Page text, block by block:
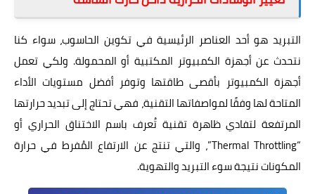
التبريد هو أحد العناصر الرئيسية في تكوين الحاسوب، سواء كنا
نتحدث عن أجهزة الكمبيوتر المكتبية أو المحمولة. ولكي تعمل
أجهزة الكمبيوتر بأقصى طاقتها وتوفر أفضل مستويات الأداء
المتاحة لها وفقًا لمواصفاتها التقنية، فهي تحتاج إلى تبديد حرارتها
المرتفعة لتفادي ظاهرة تقنية تُعرف باسم الاختناق الحراري أو
“Thermal Throttling”، والتي تنتج عن الارتفاع المُفرط في حرارة
المكونات نتيجة سوء التبريد والتهوية.